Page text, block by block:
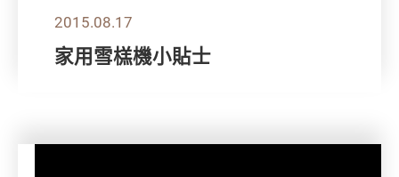
2015.08.17
家用雪榚機小貼士